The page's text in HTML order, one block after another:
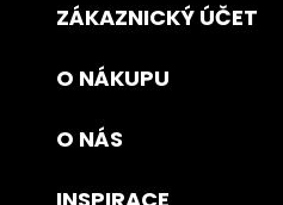
ZÁKAZNICKÝ ÚČET
O NÁKUPU
O NÁS